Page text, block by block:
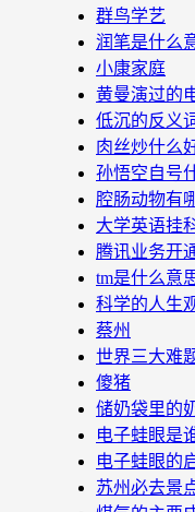
群鸟学艺
润笔是什么
小康家庭
黄曼演过的
低沉的反义
肉丝炒什么
孙悟空自号
腔肠动物有
大学英语挂
腾讯业务开
tm是什么意
科学的人生
蔡州
世界三大难
傻猪
储奶袋里的
电子蛙眼是
电子蛙眼的
苏州必去景